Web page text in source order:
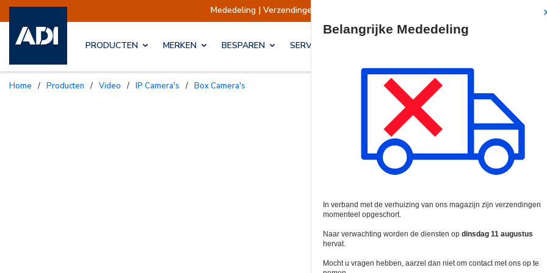
Mededeling | Verzendingen opgeschort Verzendingen worden op
PRODUCTEN MERKEN BESPAREN SERVICES & OPLOSSINGEN
Home / Producten / Video / IP Camera's / Box Camera's